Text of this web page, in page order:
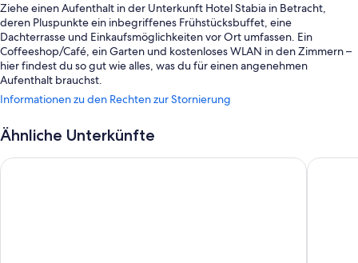
Ziehe einen Aufenthalt in der Unterkunft Hotel Stabia in Betracht,
deren Pluspunkte ein inbegriffenes Frühstücksbuffet, eine
Dachterrasse und Einkaufsmöglichkeiten vor Ort umfassen. Ein
Coffeeshop/Café, ein Garten und kostenloses WLAN in den Zimmern –
hier findest du so gut wie alles, was du für einen angenehmen
Aufenthalt brauchst.
Außerdem zählen zu den Extras unter anderem:
Außenpool (je nach Saison geöffnet) mit Sonnenliegen und
Sonnenschirmen
Ein Limousinenservice, ein Fahrradverleih und Express-Check-out
Informationen zu den Rechten zur Stornierung
Ähnliche Unterkünfte
Towers Hotel Stabiae Sorrento Coast Hotel